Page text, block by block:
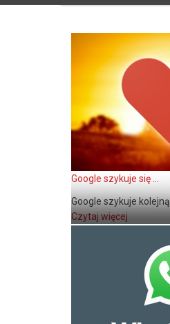
Google szykuje się ...
Google szykuje
Czytaj więcej